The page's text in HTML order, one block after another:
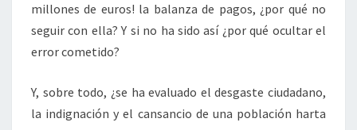
millones de euros! la balanza de pagos, ¿por qué no
seguir con ella? Y si no ha sido así ¿por qué ocultar el
error cometido?
Y, sobre todo, ¿se ha evaluado el desgaste ciudadano,
la indignación y el cansancio de una población harta